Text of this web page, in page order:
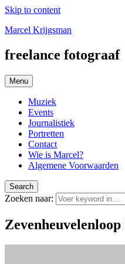
Skip to content
Marcel Krijgsman
freelance fotograaf
Menu
Muziek
Events
Journalistiek
Portretten
Contact
Wie is Marcel?
Algemene Voorwaarden
Search
Zoeken naar: